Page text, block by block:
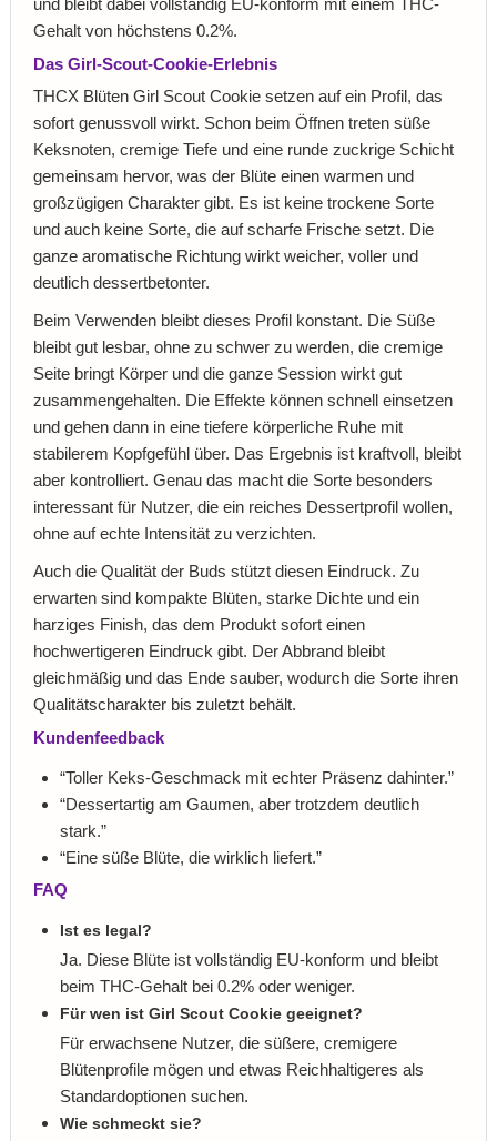
Gehalt von höchstens 0.2%.
Das Girl-Scout-Cookie-Erlebnis
THCX Blüten Girl Scout Cookie setzen auf ein Profil, das
sofort genussvoll wirkt. Schon beim Öffnen treten süße
Keksnoten, cremige Tiefe und eine runde zuckrige Schicht
gemeinsam hervor, was der Blüte einen warmen und
großzügigen Charakter gibt. Es ist keine trockene Sorte
und auch keine Sorte, die auf scharfe Frische setzt. Die
ganze aromatische Richtung wirkt weicher, voller und
deutlich dessertbetonter.
Beim Verwenden bleibt dieses Profil konstant. Die Süße
bleibt gut lesbar, ohne zu schwer zu werden, die cremige
Seite bringt Körper und die ganze Session wirkt gut
zusammengehalten. Die Effekte können schnell einsetzen
und gehen dann in eine tiefere körperliche Ruhe mit
stabilerem Kopfgefühl über. Das Ergebnis ist kraftvoll, bleibt
aber kontrolliert. Genau das macht die Sorte besonders
interessant für Nutzer, die ein reiches Dessertprofil wollen,
ohne auf echte Intensität zu verzichten.
Auch die Qualität der Buds stützt diesen Eindruck. Zu
erwarten sind kompakte Blüten, starke Dichte und ein
harziges Finish, das dem Produkt sofort einen
hochwertigeren Eindruck gibt. Der Abbrand bleibt
gleichmäßig und das Ende sauber, wodurch die Sorte ihren
Qualitätscharakter bis zuletzt behält.
Kundenfeedback
“Toller Keks-Geschmack mit echter Präsenz dahinter.”
“Dessertartig am Gaumen, aber trotzdem deutlich
stark.”
“Eine süße Blüte, die wirklich liefert.”
FAQ
Ist es legal?
Ja. Diese Blüte ist vollständig EU-konform und bleibt
beim THC-Gehalt bei 0.2% oder weniger.
Für wen ist Girl Scout Cookie geeignet?
Für erwachsene Nutzer, die süßere, cremigere
Blütenprofile mögen und etwas Reichhaltigeres als
Standardoptionen suchen.
Wie schmeckt sie?